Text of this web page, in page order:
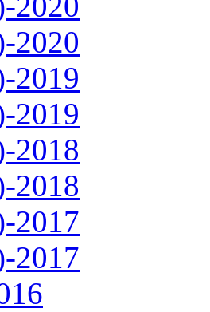
2020
2019
2019
2018
2018
2017
2017